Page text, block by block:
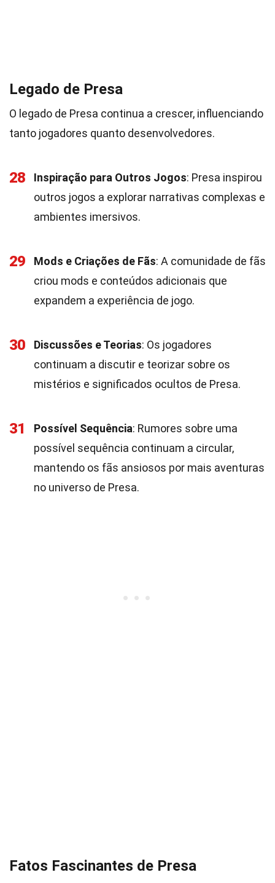
Legado de Presa
O legado de Presa continua a crescer, influenciando
tanto jogadores quanto desenvolvedores.
28 Inspiração para Outros Jogos: Presa inspirou
outros jogos a explorar narrativas complexas e
ambientes imersivos.
29 Mods e Criações de Fãs: A comunidade de fãs
criou mods e conteúdos adicionais que
expandem a experiência de jogo.
30 Discussões e Teorias: Os jogadores
continuam a discutir e teorizar sobre os
mistérios e significados ocultos de Presa.
31 Possível Sequência: Rumores sobre uma
possível sequência continuam a circular,
mantendo os fãs ansiosos por mais aventuras
no universo de Presa.
Fatos Fascinantes de Presa